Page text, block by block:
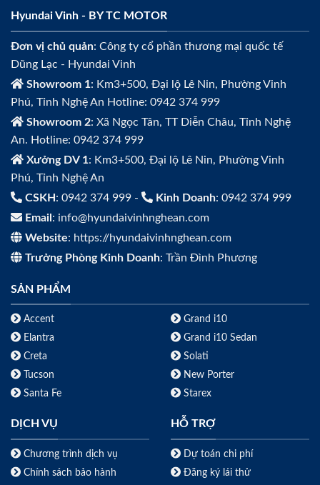
Hyundai Vinh - BY TC MOTOR
Đơn vị chủ quản: Công ty cổ phần thương mại quốc tế
Dũng Lạc - Hyundai Vinh
Showroom 1: Km3+500, Đại lộ Lê Nin, Phường Vinh
Phú, Tỉnh Nghệ An Hotline: 0942 374 999
Showroom 2: Xã Ngọc Tân, TT Diễn Châu, Tỉnh Nghệ
An. Hotline: 0942 374 999
Xưởng DV 1: Km3+500, Đại lộ Lê Nin, Phường Vinh
Phú, Tỉnh Nghệ An
CSKH : 0942 374 999 - Kinh Doanh: 0942 374 999
Email : info@hyundaivinhnghean.com
Website: https://hyundaivinhnghean.com
Trưởng Phòng Kinh Doanh: Trần Đình Phương
SẢN PHẨM
Accent
Elantra
Creta
Tucson
Santa Fe
Grand i10
Grand i10 Sedan
Solati
New Porter
Starex
DỊCH VỤ
Chương trình dịch vụ
Chính sách bảo hành
HỖ TRỢ
Dự toán chi phí
Đăng ký lái thử